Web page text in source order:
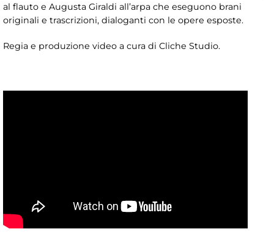
al flauto e Augusta Giraldi all’arpa che eseguono brani
originali e trascrizioni, dialoganti con le opere esposte.
Regia e produzione video a cura di Cliche Studio.